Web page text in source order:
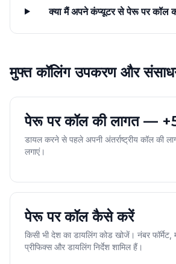
क्या मैं अपने कंप्यूटर से पेरू पर कॉल
मुफ्त कॉलिंग उपकरण और
पेरू पर कॉल की लागत —
डायल करने से पहले अपनी अंतर्राष्ट्रीय कॉल की
लगाएं।
पेरू पर कॉल कैसे करें
किसी भी देश का डायलिंग कोड खोजें। नंबर फॉर्मेट,
प्रीफिक्स और डायलिंग निर्देश शामिल हैं।